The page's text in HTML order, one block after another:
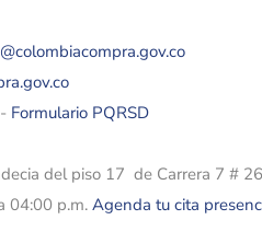
- Formulario PQRSD
del piso 17 de Carrera 7 #
04:00 p.m.Agenda tu cita